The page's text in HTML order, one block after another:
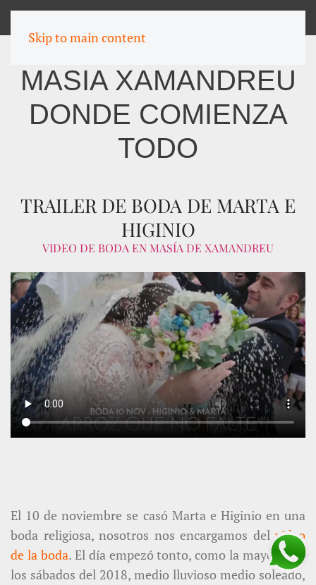
Skip to main content
MASIA XAMANDREU
DONDE COMIENZA
TODO
TRAILER DE BODA DE MARTA E
HIGINIO
VIDEO DE BODA EN MASÍA DE XAMANDREU
El 10 de noviembre se casó Marta e Higinio en una
boda religiosa, nosotros nos encargamos delvideo
de la boda. El día empezó tonto, como la mayoría de
los sábados del 2018, medio lluvioso medio soleado,